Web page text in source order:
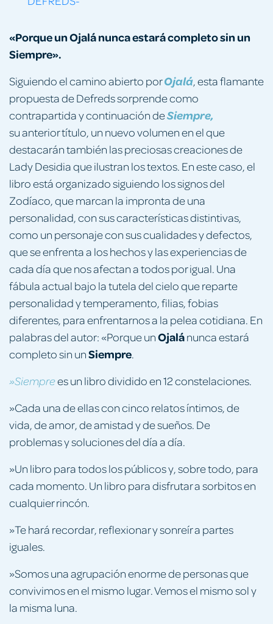
«Porque un Ojalá nunca estará completo sin un
Siempre».
Siguiendo el camino abierto porOjalá, esta flamante
propuesta de Defreds sorprende como
contrapartida y continuación deSiempre,
suanterior título, un nuevo volumen en el que
destacarán también las preciosas creaciones de
Lady Desidia que ilustran los textos. En este caso, el
libro está organizado siguiendo los signos del
Zodíaco, que marcan la impronta de una
personalidad, con sus características distintivas,
como un personaje con sus cualidades y defectos,
que se enfrenta a los hechos y las experiencias de
cada día que nos afectan a todos por igual. Una
fábula actual bajo la tutela del cielo que reparte
personalidad y temperamento, filias, fobias
diferentes, para enfrentarnos a la pelea cotidiana. En
palabras del autor: «Porque unOjalánunca estará
completo sin unSiempre.
»Siemprees un libro dividido en 12 constelaciones.
»Cada una de ellas con cinco relatos íntimos, de
vida, de amor, de amistad y de sueños. De
problemas y soluciones del día a día.
»Un libro para todos los públicos y, sobre todo, para
cada momento. Un libro para disfrutar a sorbitos en
cualquier rincón.
»Te hará recordar, reflexionar y sonreír a partes
iguales.
»Somos una agrupación enorme de personas que
convivimos en el mismo lugar. Vemos el mismo sol y
la misma luna.